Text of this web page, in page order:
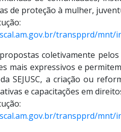
de proteção à mulher,
transpprd/mnt/
coletivamente
mais expressivos e
SEJUSC, a criação ou
e capacitações em
transpprd/mnt/